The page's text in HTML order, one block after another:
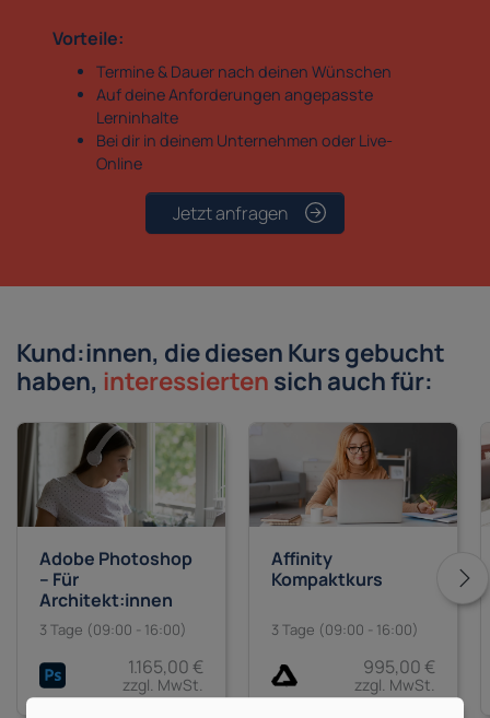
Vorteile:
Termine & Dauer nach deinen Wünschen
Auf deine Anforderungen angepasste
Lerninhalte
Bei dir in deinem Unternehmen oder Live-
Online
Jetzt anfragen
Kund:innen, die diesen Kurs gebucht
haben, interessiertensich auch für:
Adobe Photoshop
– Für
Architekt:innen
3 Tage (09:00 - 16:00)
1.165,00 €
zzgl. MwSt.
Affinity
Kompaktkurs
3 Tage (09:00 - 16:00)
995,00 €
zzgl. MwSt.